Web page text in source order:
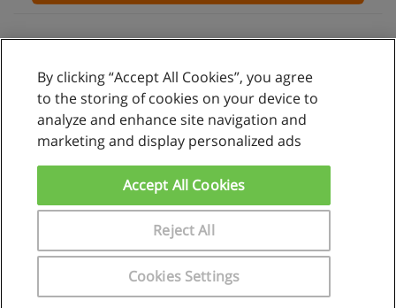
Reglas de uso
Privacidad de datos
www.educaedu.com.pe
By clicking “Accept All Cookies”, you agree
to the storing of cookies on your device to
analyze and enhance site navigation and
marketing and display personalized ads
Cookies Settings
Reject All
Accept All Cookies